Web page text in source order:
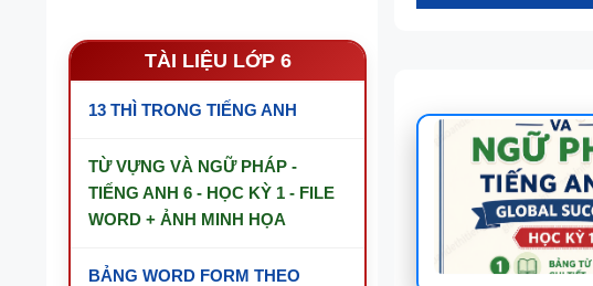
TÀI LIỆU LỚP 6
13 THÌ TRONG TIẾNG ANH
TỪ VỰNG VÀ NGỮ PHÁP -
TIẾNG ANH 6 - HỌC KỲ 1 - FILE
WORD + ẢNH MINH HỌA
BẢNG WORD FORM THEO